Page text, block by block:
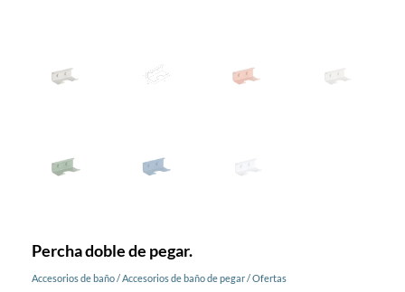
Percha doble de pegar.
Accesorios de baño/Accesorios de baño de pegar/Ofertas